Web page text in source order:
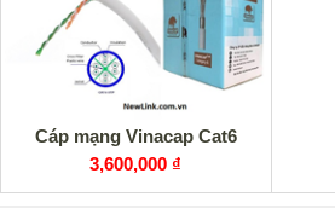
Cáp mạng Vinacap Cat6
3,600,000 ₫